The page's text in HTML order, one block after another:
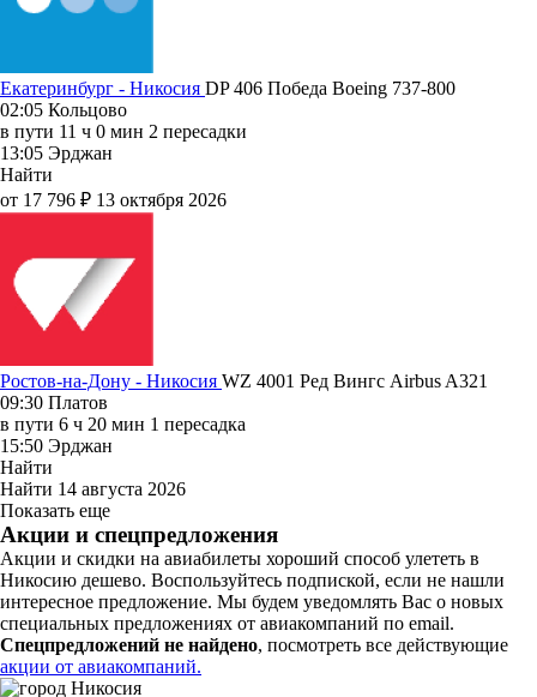
Екатеринбург - Никосия DP 406 Победа Boeing 737-800
02:05 Кольцово
в пути 11 ч 0 мин 2 пересадки
13:05 Эрджан
Найти
от 17 796 ₽ 13 октября 2026
Ростов-на-Дону - Никосия WZ 4001 Ред Вингс Airbus A321
09:30 Платов
в пути 6 ч 20 мин 1 пересадка
15:50 Эрджан
Найти
Найти 14 августа 2026
Показать еще
Акции и спецпредложения
Акции и скидки на авиабилеты хороший способ улететь в
Никосию дешево. Воспользуйтесь подпиской, если не нашли
интересное предложение. Мы будем уведомлять Вас о новых
специальных предложениях от авиакомпаний по email.
Спецпредложений не найдено, посмотреть все действующие
акции от авиакомпаний.